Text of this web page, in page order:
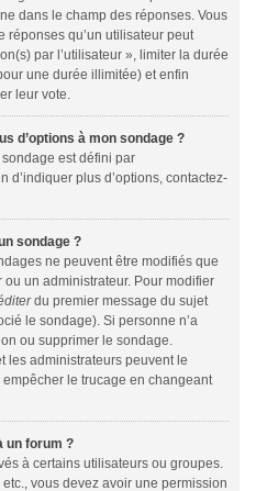
dans le champ des réponses. Vous
qu’un utilisateur peut
par l’utilisateur », limiter la durée
une durée illimitée) et enfin
leur vote.
d’options à mon sondage ?
est défini par
d’indiquer plus d’options, contactez-
sondage ?
ne peuvent être modifiés que
un administrateur. Pour modifier
du premier message du sujet
le sondage). Si personne n’a
ou supprimer le sondage.
les administrateurs peuvent le
le trucage en changeant
un forum ?
à certains utilisateurs ou groupes.
vous devez avoir une permission